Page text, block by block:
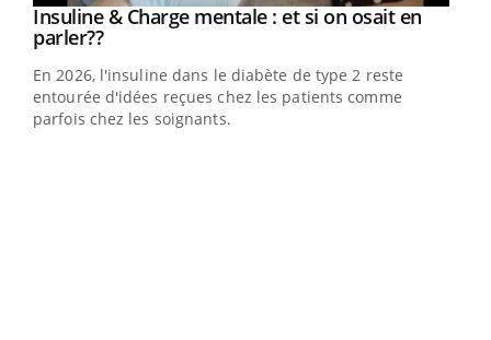
Youtube
Insuline & Charge mentale : et si on osait en
parler??Youtube
En 2026, l'insuline dans le diabète de type 2 reste
entourée d'idées reçues chez les patients comme
parfois chez les soignants.